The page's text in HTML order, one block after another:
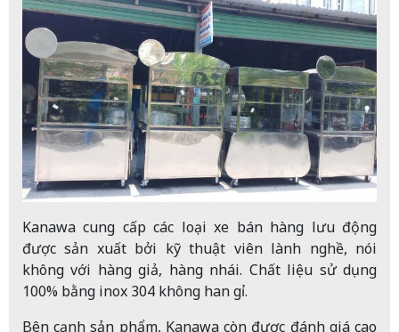
Kanawa cung cấp các loại xe bán hàng lưu động
được sản xuất bởi kỹ thuật viên lành nghề, nói
không với hàng giả, hàng nhái. Chất liệu sử dụng
100% bằng inox 304 không han gỉ.
Bên cạnh sản phẩm, Kanawa còn được đánh giá cao